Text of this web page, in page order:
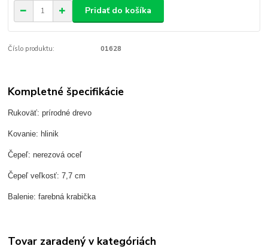
Pridať do košíka
Číslo produktu: 01628
Kompletné špecifikácie
Rukoväť: prírodné drevo
Kovanie: hlinik
Čepeľ: nerezová oceľ
Čepeľ veľkosť: 7,7 cm
Balenie: farebná krabička
Tovar zaradený v kategóriách